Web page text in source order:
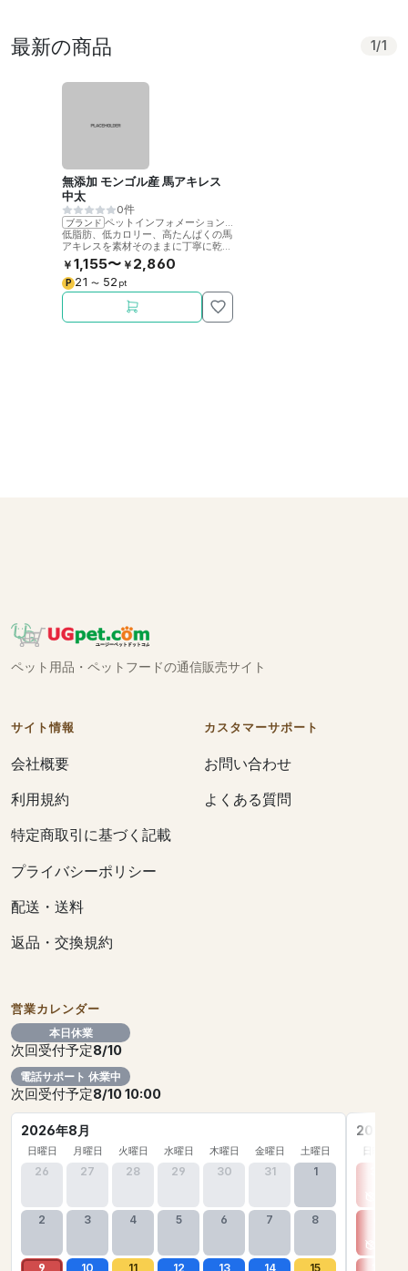
最新の商品 1 /1
無添加 モンゴル産 馬アキレス
中太
0件
ブランド
低脂肪、低カロリー、高たんぱくの馬
アキレスを素材そのままに丁寧に乾燥
させました。噛むことで歯の健康をサ
ポート。
￥ 1,155〜 ￥ 2,860
P 21 〜 52 pt
ペット用品・ペットフードの通信販売サイト
サイト情報
会社概要
利用規約
特定商取引に基づく記載
プライバシーポリシー
配送・送料
返品・交換規約
カスタマーサポート
お問い合わせ
よくある質問
営業カレンダー
本日休業
次回受付予定8/10
電話サポート 休業中
次回受付予定8/10 10:00
2026年8月
日曜日 月曜日 火曜日 水曜日 木曜日 金曜日 土曜日
26 27 28 29 30 31 1
2 3 4 5 6 7 8
9 10 11 12 13 14 15
2026年
日曜日